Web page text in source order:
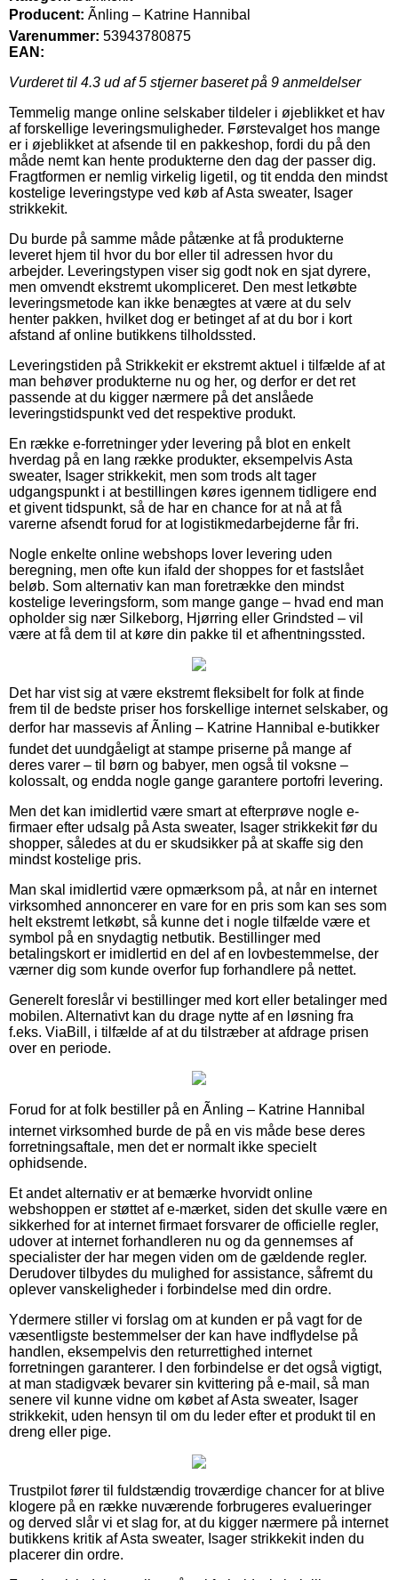
Producent: Ãnling – Katrine Hannibal
Varenummer: 53943780875
EAN:
Vurderet til 4.3 ud af 5 stjerner baseret på 9 anmeldelser
Temmelig mange online selskaber tildeler i øjeblikket et hav
af forskellige leveringsmuligheder. Førstevalget hos mange
er i øjeblikket at afsende til en pakkeshop, fordi du på den
måde nemt kan hente produkterne den dag der passer dig.
Fragtformen er nemlig virkelig ligetil, og tit endda den mindst
kostelige leveringstype ved køb af Asta sweater, Isager
strikkekit.
Du burde på samme måde påtænke at få produkterne
leveret hjem til hvor du bor eller til adressen hvor du
arbejder. Leveringstypen viser sig godt nok en sjat dyrere,
men omvendt ekstremt ukompliceret. Den mest letkøbte
leveringsmetode kan ikke benægtes at være at du selv
henter pakken, hvilket dog er betinget af at du bor i kort
afstand af online butikkens tilholdssted.
Leveringstiden på Strikkekit er ekstremt aktuel i tilfælde af at
man behøver produkterne nu og her, og derfor er det ret
passende at du kigger nærmere på det anslåede
leveringstidspunkt ved det respektive produkt.
En række e-forretninger yder levering på blot en enkelt
hverdag på en lang række produkter, eksempelvis Asta
sweater, Isager strikkekit, men som trods alt tager
udgangspunkt i at bestillingen køres igennem tidligere end
et givent tidspunkt, så de har en chance for at nå at få
varerne afsendt forud for at logistikmedarbejderne får fri.
Nogle enkelte online webshops lover levering uden
beregning, men ofte kun ifald der shoppes for et fastslået
beløb. Som alternativ kan man foretrække den mindst
kostelige leveringsform, som mange gange – hvad end man
opholder sig nær Silkeborg, Hjørring eller Grindsted – vil
være at få dem til at køre din pakke til et afhentningssted.
Det har vist sig at være ekstremt fleksibelt for folk at finde
frem til de bedste priser hos forskellige internet selskaber, og
derfor har massevis af Ãnling – Katrine Hannibal e-butikker
fundet det uundgåeligt at stampe priserne på mange af
deres varer – til børn og babyer, men også til voksne –
kolossalt, og endda nogle gange garantere portofri levering.
Men det kan imidlertid være smart at efterprøve nogle e-
firmaer efter udsalg på Asta sweater, Isager strikkekit før du
shopper, således at du er skudsikker på at skaffe sig den
mindst kostelige pris.
Man skal imidlertid være opmærksom på, at når en internet
virksomhed annoncerer en vare for en pris som kan ses som
helt ekstremt letkøbt, så kunne det i nogle tilfælde være et
symbol på en snydagtig netbutik. Bestillinger med
betalingskort er imidlertid en del af en lovbestemmelse, der
værner dig som kunde overfor fup forhandlere på nettet.
Generelt foreslår vi bestillinger med kort eller betalinger med
mobilen. Alternativt kan du drage nytte af en løsning fra
f.eks. ViaBill, i tilfælde af at du tilstræber at afdrage prisen
over en periode.
Forud for at folk bestiller på en Ãnling – Katrine Hannibal
internet virksomhed burde de på en vis måde bese deres
forretningsaftale, men det er normalt ikke specielt
ophidsende.
Et andet alternativ er at bemærke hvorvidt online
webshoppen er støttet af e-mærket, siden det skulle være en
sikkerhed for at internet firmaet forsvarer de officielle regler,
udover at internet forhandleren nu og da gennemses af
specialister der har megen viden om de gældende regler.
Derudover tilbydes du mulighed for assistance, såfremt du
oplever vanskeligheder i forbindelse med din ordre.
Ydermere stiller vi forslag om at kunden er på vagt for de
væsentligste bestemmelser der kan have indflydelse på
handlen, eksempelvis den returrettighed internet
forretningen garanterer. I den forbindelse er det også vigtigt,
at man stadigvæk bevarer sin kvittering på e-mail, så man
senere vil kunne vidne om købet af Asta sweater, Isager
strikkekit, uden hensyn til om du leder efter et produkt til en
dreng eller pige.
Trustpilot fører til fuldstændig troværdige chancer for at blive
klogere på en række nuværende forbrugeres evalueringer
og derved slår vi et slag for, at du kigger nærmere på internet
butikkens kritik af Asta sweater, Isager strikkekit inden du
placerer din ordre.